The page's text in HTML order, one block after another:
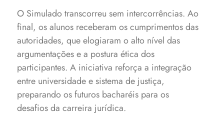
O Simulado transcorreu sem intercorrências. Ao
final, os alunos receberam os cumprimentos das
autoridades, que elogiaram o alto nível das
argumentações e a postura ética dos
participantes. A iniciativa reforça a integração
entre universidade e sistema de justiça,
preparando os futuros bacharéis para os
desafios da carreira jurídica.